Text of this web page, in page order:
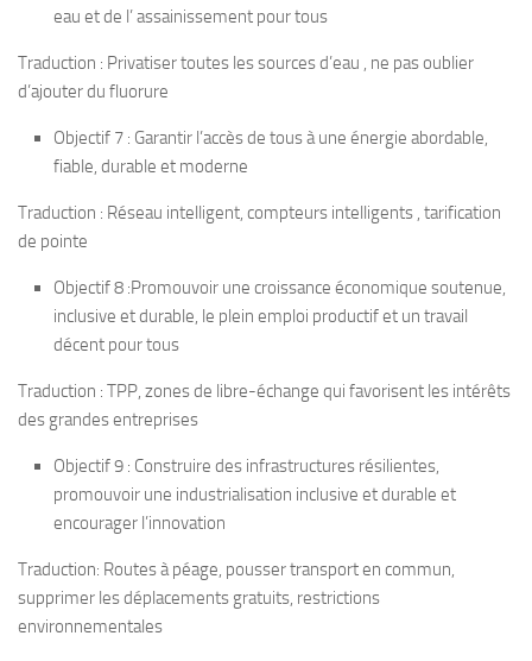
eau et de l’ assainissement pour tous
Traduction : Privatiser toutes les sources d’eau , ne pas oublier
d’ajouter du fluorure
Objectif 7 : Garantir l’accès de tous à une énergie abordable,
fiable, durable et moderne
Traduction : Réseau intelligent, compteurs intelligents , tarification
de pointe
Objectif 8 :Promouvoir une croissance économique soutenue,
inclusive et durable, le plein emploi productif et un travail
décent pour tous
Traduction : TPP, zones de libre-échange qui favorisent les intérêts
des grandes entreprises
Objectif 9 : Construire des infrastructures résilientes,
promouvoir une industrialisation inclusive et durable et
encourager l’innovation
Traduction: Routes à péage, pousser transport en commun,
supprimer les déplacements gratuits, restrictions
environnementales